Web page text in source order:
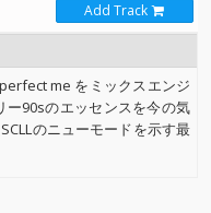
Add Track
me をミックスエンジ
ー90sのエッセンスを今の気
のニューモードを示す最